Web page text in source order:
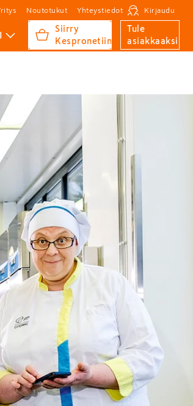
Noutotukut Yhteystiedot Kirjaudu
Siirry
Kespronetiin
Tule
asiakkaaksi